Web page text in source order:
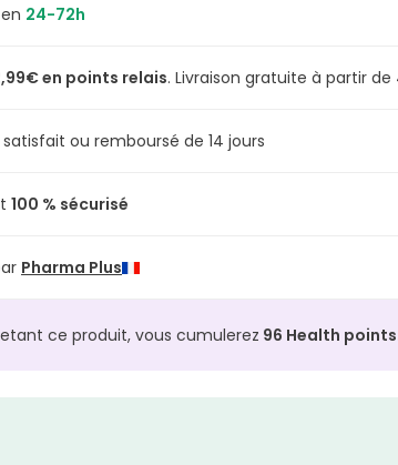
24-72h
en points relais. Livraison gratuite à partir
ou remboursé de 14 jours
100 % sécurisé
Pharma Plus
ce produit, vous cumulerez 96 Health